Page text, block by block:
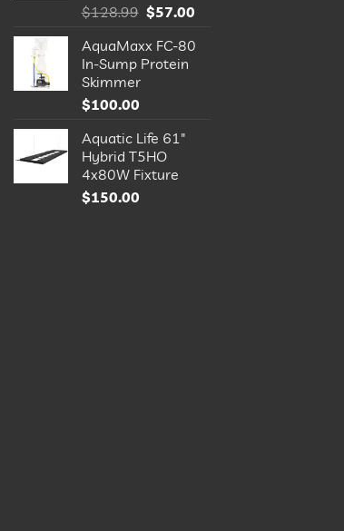
$128.99 Le
initial
était :
$57.00
actuel
AquaMaxx FC-80
In-Sump Protein
Skimmer
$100.00
Aquatic Life 61"
Hybrid T5HO
4x80W Fixture
$150.00